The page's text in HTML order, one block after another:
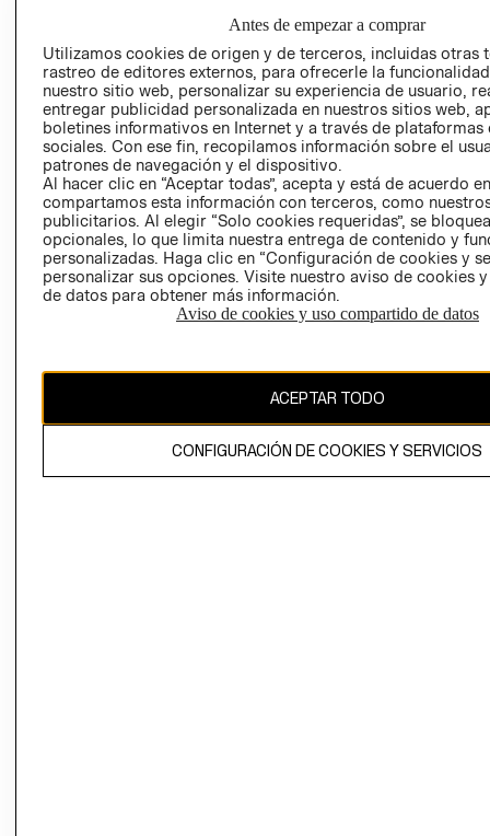
POLÍTICA
TÉRMINOS Y
AVISO DE
PRIVACIDAD
GIFT CARD
AVISO DE
COOKIES
CAMBIAR REGIÓN
Antes de empezar a comprar
Utilizamos cookies de origen y de terceros, incluidas otras
rastreo de editores externos, para ofrecerle la
nuestro sitio web, personalizar su experiencia de usuario,
entregar publicidad personalizada en nuestros sitios web,
boletines informativos en Internet y a través de plataformas
sociales. Con ese fin, recopilamos información sobre el
patrones de navegación y el dispositivo.
Al hacer clic en “Aceptar todas”, acepta y está de acuerdo
compartamos esta información con terceros, como
publicitarios. Al elegir “Solo cookies requeridas”, se
opcionales, lo que limita nuestra entrega de contenido y
personalizadas. Haga clic en “Configuración de cookies y
personalizar sus opciones. Visite nuestro aviso de cookies
de datos para obtener más información.
Aviso de cookies y uso compartido de datos
ACEPTAR TODO
CONFIGURACIÓN DE COOKIES Y SERVICIOS